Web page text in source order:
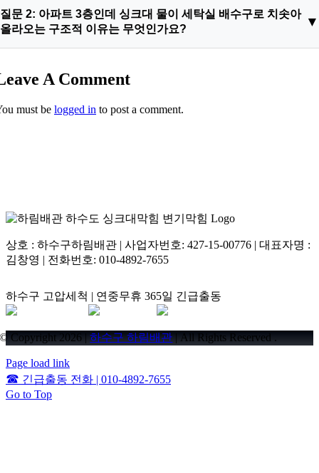
답변: 주방 배관 내부의 차단막은 일반 오물이 아니라 삼겹살 기
름이나 곰탕 국물 등이 굳어서 생긴 단단한 유지방 슬러지 덩어
약품이 정체되면서 노후 PVC 관로를 부식시키거나 슬러지를 더
로 내부를 보며 플렉스 샤프트 같은 기계 장비로 스케일링 청소
질문 2: 아파트 3층인데 싱크대 물이 세탁실 배수구로 치솟아
올라오는 구조적 이유는 무엇인가요?
▼
배수 파이프는 세대 바닥 아래에서 하나의 메인 가지 배관으로
합류하여 공용 수직 입상관으로 연결됩니다. 이 두 관로가 만나
A Comment
must be logged in to post a comment.
상호 : 하수구하림배관 | 사업자번호: 427-15-00776 | 대표자명 :
김창영 | 전화번호: 010-4892-7655
하수구 고압세척 | 연중무휴 365일 긴급출동
© Copyright 2026 |하수구 하림배관 | All Rights Reserved .
Page load link
☎ 긴급출동 전화 | 010-4892-7655
Go to Top